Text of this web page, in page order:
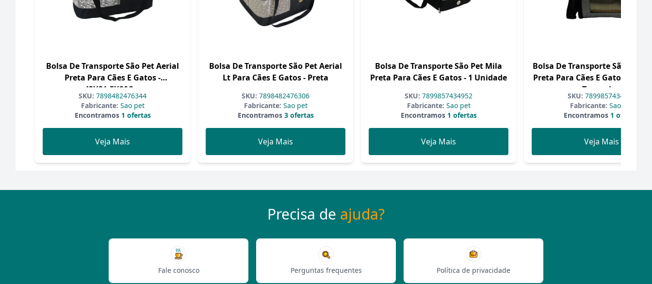
Bolsa De Transporte São Pet Aerial
Preta Para Cães E Gatos -
43X31,5X20Cm
SKU: 7898482476344
Fabricante: Sao pet
Encontramos1 ofertas
Veja Mais
Bolsa De Transporte São Pet Aerial
Lt Para Cães E Gatos - Preta
SKU: 7898482476306
Fabricante: Sao pet
Encontramos3 ofertas
Veja Mais
Bolsa De Transporte São Pet Mila
Preta Para Cães E Gatos - 1 Unidade
SKU: 7899857434952
Fabricante: Sao pet
Encontramos1 ofertas
Veja Mais
Bolsa De Transporte São Pet
Preta Para Cães E Gatos - 1
- Tamanho P
SKU: 7899857434907
Fabricante: Sao pet
Encontramos1 ofertas
Veja Mais
Precisa de ajuda?
Fale conosco Perguntas frequentes Política de privacidade